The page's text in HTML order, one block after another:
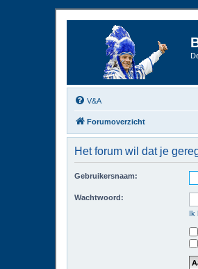
V&A
Forumoverzicht
Het forum wil dat je
Gebruikersnaam:
Wachtwoord:
Ik